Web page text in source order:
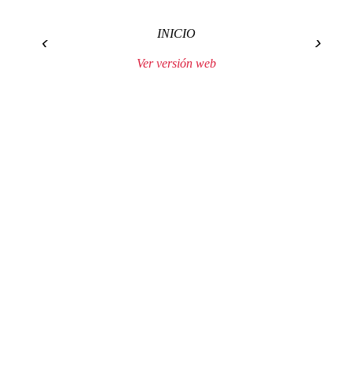
‹ ›
INICIO
Ver versión web